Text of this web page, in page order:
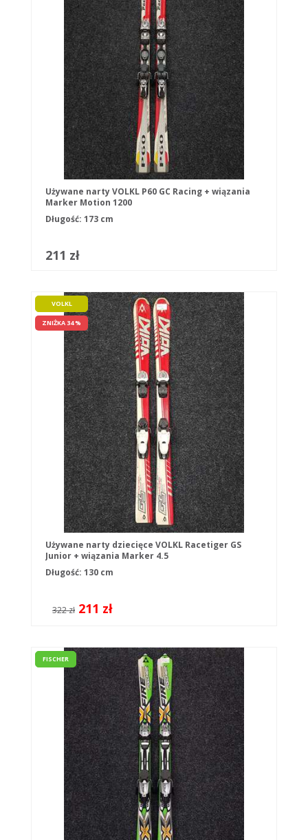
Używane narty VOLKL P60 GC Racing + wiązania
Marker Motion 1200
Długość: 173 cm
211 zł
VOLKL
ZNIŻKA 34 %
Używane narty dziecięce VOLKL Racetiger GS
Junior + wiązania Marker 4.5
Długość: 130 cm
322 zł 211 zł
FISCHER